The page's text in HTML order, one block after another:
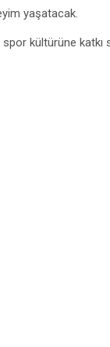
yaşatacak.
kültürüne